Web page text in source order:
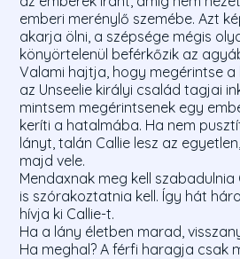
emberi merénylő szemébe. Azt
akarja ölni, a szépsége mégis
könyörtelenül beférkőzik az
Valami hajtja, hogy megérintse
az Unseelie királyi család tagjai
mintsem megérintsenek egy
keríti a hatalmába. Ha nem
lányt, talán Callie lesz az
majd vele.
Mendaxnak meg kell
is szórakoztatnia kell. Így hát
hívja ki Callie-t.
Ha a lány életben marad,
Ha meghal? A férfi haragja csak